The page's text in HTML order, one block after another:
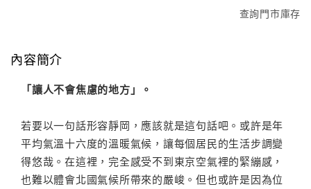
查詢門市庫存
內容簡介
「讓人不會焦慮的地方」。
若要以一句話形容靜岡，應該就是這句話吧。或許是年
平均氣溫十六度的溫暖氣候，讓每個居民的生活步調變
得悠哉。在這裡，完全感受不到東京空氣裡的緊繃感，
也難以體會北國氣候所帶來的嚴峻。但也或許是因為位